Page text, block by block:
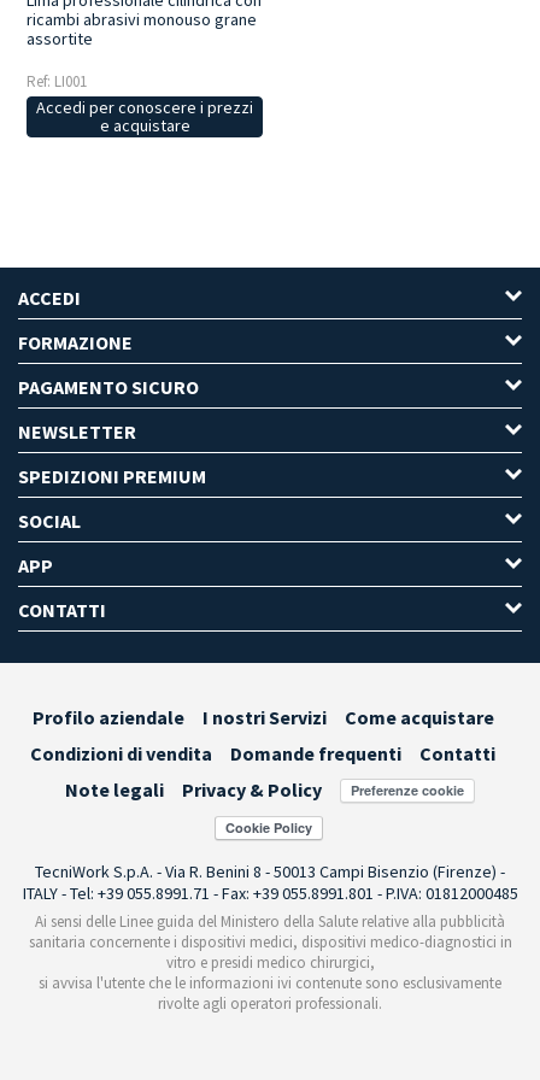
ricambi abrasivi monouso grane
assortite
Ref: LI001
Accedi per conoscere i prezzi
e acquistare
ACCEDI
FORMAZIONE
PAGAMENTO SICURO
NEWSLETTER
SPEDIZIONI PREMIUM
SOCIAL
APP
CONTATTI
Profilo aziendale I nostri Servizi
Come acquistare
Condizioni di vendita
Domande frequenti
Contatti
Note legali
Privacy & Policy Preferenze cookie
TecniWork S.p.A. - Via R. Benini 8 - 50013 Campi Bisenzio (Firenze) -
ITALY - Tel: +39 055.8991.71 - Fax: +39 055.8991.801 - P.IVA: 01812000485
Ai sensi delle Linee guida del Ministero della Salute relative alla pubblicità
sanitaria concernente i dispositivi medici, dispositivi medico-diagnostici in
vitro e presidi medico chirurgici,
si avvisa l'utente che le informazioni ivi contenute sono esclusivamente
rivolte agli operatori professionali.